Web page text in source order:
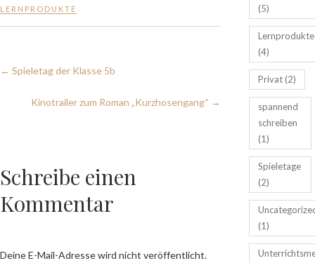
LERNPRODUKTE
← Spieletag der Klasse 5b
Kinotrailer zum Roman „Kurzhosengang“ →
Schreibe einen
Kommentar
Deine E-Mail-Adresse wird nicht veröffentlicht.
(5)
Lernprodukte
(4)
Privat(2)
spannend
schreiben
(1)
Spieletage
(2)
(1)